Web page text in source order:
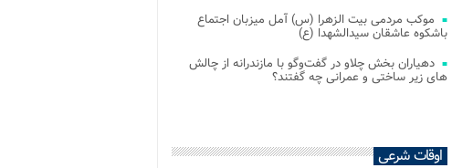
موکب مردمی بیت‌ الزهرا (س) آمل میزبان اجتماع
باشکوه عاشقان سیدالشهدا (ع)
دهیاران بخش چلاو در گفت‌وگو با مازندرانه از چالش
های زیر ساختی و عمرانی چه گفتند؟
اوقات شرعی